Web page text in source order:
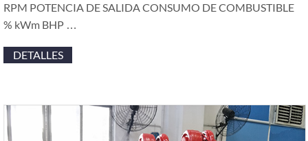
RPM POTENCIA DE SALIDA CONSUMO DE COMBUSTIBLE
% kWm BHP …
DETALLES